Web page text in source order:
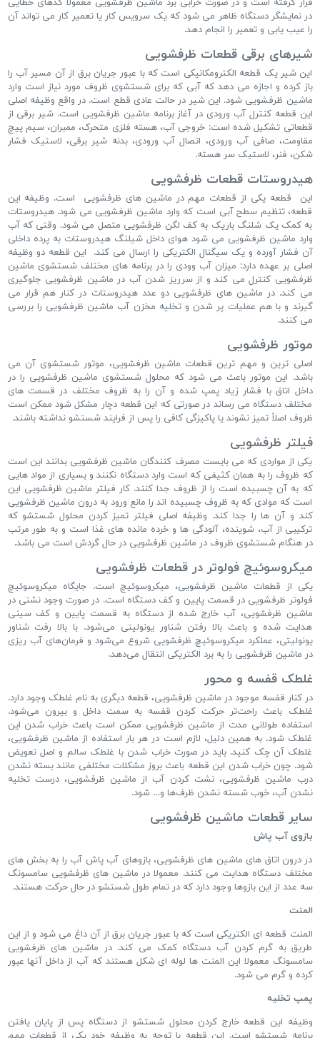
در نمایشگر دستگاه ظاهر می شود که یک سرویس کار یا تعمیر کار می تواند آن
را عیب یابی و تعمیر را انجام دهد.
شیرهای برقی قطعات ظرفشویی
این شیر یک قطعه الکترومکانیکی است که با عبور جریان برق از آن مسیر آب را
باز کرده و اجازه می دهد که آبی که برای شستشوی ظروف مورد نیاز است وارد
ماشین ظرفشویی شود. این شیر در حالت عادی قطع است. در واقع وظیفه اصلی
این قطعه کنترل آب ورودی در آغاز برنامه ماشین ظرفشویی است. شیر برقی از
قطعاتی تشکیل شده است: خروجی آب، هسته فلزی متحرک، ممبران، سیم پیچ
مقاومت، صافی آب ورودی، اتصال آب ورودی، بدنه شیر برقی، لاستیک فشار
شکن، فنر، لاستیک سر هسته.
هیدروستات قطعات ظرفشویی
این قطعه یکی از قطعات مهم در ماشین های ظرفشویی است. وظیفه این
قطعه، تنظیم سطح آبی است که وارد ماشین ظرفشویی می شود. هیدروستات
به کمک یک شلنگ باریک به کف لگن ظرفشویی متصل می شود. وقتی که آب
وارد ماشین ظرفشویی می شود هوای داخل شیلنگ هیدروستات به پرده داخلی
آن فشار آورده و یک سیگنال الکتریکی را ارسال می کند. این قطعه دو وظیفه
اصلی بر عهده دارد: میزان آب وودی را در برنامه های مختلف شستشوی ماشین
ظرفشویی کنترل می کند و از سرریز شدن آب در ماشین ظرفشویی جلوگیری
می کند. در ماشین های ظرفشویی دو عدد هیدروستات در کنار هم قرار می
گیرند و با هم عملیات پر شدن و تخلیه مخزن آب ماشین ظرفشویی را بررسی
می کنند.
موتور ظرفشویی
اصلی ترین و مهم ترین قطعات ماشین ظرفشویی، موتور شستشوی آن می
باشد. این موتور باعث می شود که محلول شستشوی ماشین ظرفشویی را در
داخل اتاق با فشار زیاد پمپ شده و آن را به ظروف مختلف در قسمت های
مختلف دستگاه می رساند در صورتی که این قطعه دچار مشکل شود ممکن است
ظروف اصلاً تمیز نشوند یا پاکیزگی کافی را پس از فرایند شستشو نداشته باشند.
فیلتر ظرفشویی
یکی از مواردی که می بایست مصرف کنندگان ماشین ظرفشویی بدانند این است
که ظروف را به همان کثیفی که است وارد دستگاه نکنند و بسیاری از مواد هایی
که به آن چسبیده است را از ظروف جدا کنند. کار فیلتر ماشین ظرفشویی این
است که موادی که به ظروف چسبیده اند را مانع ورود به درون ماشین ظرفشویی
کند و آن ها را جدا کند. وظیفه اصلی فیلتر تمیز کردن محلول شستشو که
ترکیبی از آب، شوینده، آلودگی ها و خرده مانده های غذا است و به طور مرتب
در هنگام شستشوی ظروف در ماشین ظرفشویی در حال گردش است می باشد.
میکروسوئیچ فولوتر در قطعات ظرفشویی
یکی از قطعات ماشین ظرفشویی، میکروسوئیچ است. جایگاه میکروسوئیچ
فولوتر ظرفشویی در قسمت پایین و کف دستگاه است. در صورت وجود نشتی در
ماشین ظرفشویی، آب خارج ‌شده از دستگاه به قسمت پایین و کف سینی
هدایت‌ شده و باعث بالا رفتن شناور یونولیتی می‌شود. با بالا رفت شناور
یونولیتی، عملکرد میکروسوئیچ ظرفشویی شروع می‌شود و فرمان‌های آب ریزی
در ماشین ظرفشویی را به برد الکتریکی انتقال می‌دهد.
غلطک قفسه و محور
در کنار قفسه موجود در ماشین ظرفشویی، قطعه دیگری به نام غلطک وجود دارد.
غلطک باعث راحت‌تر حرکت کردن قفسه به سمت داخل و بیرون می‌شود.
استفاده طولانی ‌مدت از ماشین ظرفشویی ممکن است باعث خراب شدن این
غلطک شود. به همین دلیل، لازم است در هر بار استفاده از ماشین ظرفشویی،
غلطک آن چک کنید. باید در صورت خراب شدن با غلطک سالم و اصل تعویض
شود. چون خراب شدن این قطعه باعث بروز مشکلات مختلفی مانند بسته نشدن
درب ماشین ظرفشویی، نشت کردن آب از ماشین ظرفشویی، درست تخلیه
نشدن آب، خوب شسته نشدن ظرف‌ها و… شود.
سایر قطعات ماشین ظرفشویی
بازوی آب پاش
در درون اتاق های ماشین های ظرفشویی، بازوهای آب پاش آب را به بخش های
مختلف دستگاه هدایت می کنند. معمولا در ماشین های ظرفشویی سامسونگ
سه عدد از این بازوها وجود دارد که در تمام طول شستشو در حال حرکت هستند.
المنت
المنت قطعه ای الکتریکی است که با عبور جریان برق از آن داغ می شود و از این
طریق به گرم کردن آب دستگاه کمک می کند. در ماشین های ظرفشویی
سامسونگ معمولا این المنت ها لوله ای شکل هستند که آب از داخل آنها عبور
کرده و گرم می شود.
پمپ تخلیه
وظیفه این قطعه خارج کردن محلول شستشو از دستگاه پس از پایان یافتن